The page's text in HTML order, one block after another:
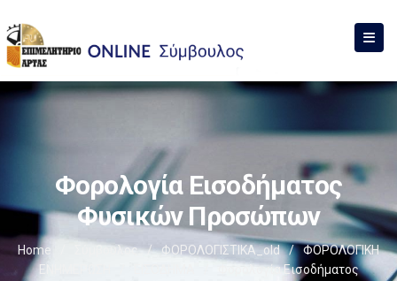
Φορολογία Εισοδήματος
Φυσικών Προσώπων
Home Σύμβουλος / ΦΟΡΟΛΟΓΙΣΤΙΚΑ_old /
ΦΟΡΟΛΟΓΙΚΗ
ΕΝΗΜΕΡΩΣΗ
Φορολογία Εισοδήματος